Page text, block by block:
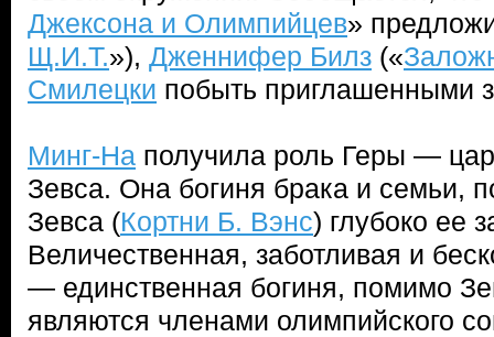
Джексона и Олимпийцев»
Щ.И.Т.»), Дженнифер Билз («
Смилецки побыть приглашенными
Минг-На получила роль Геры —
Зевса. Она богиня брака и семьи,
Зевса (Кортни Б. Вэнс) глубоко ее
Величественная, заботливая и
— единственная богиня, помимо
являются членами олимпийского